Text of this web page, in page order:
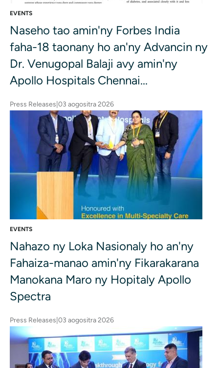
EVENTS
Naseho tao amin'ny Forbes India
faha-18 taonany ho an'ny Advancin ny
Dr. Venugopal Balaji avy amin'ny
Apollo Hospitals Chennai...
Press Releases 03 aogositra 2026
EVENTS
Nahazo ny Loka Nasionaly ho an'ny
Fahaiza-manao amin'ny Fikarakarana
Manokana Maro ny Hopitaly Apollo
Spectra
Press Releases 03 aogositra 2026